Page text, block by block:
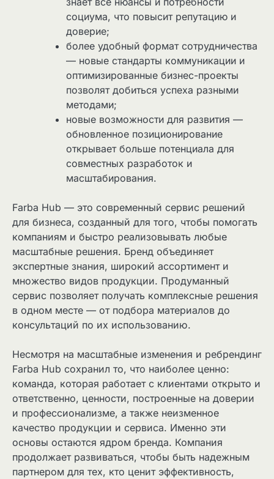
социума, что повысит репутацию и
доверие;
более удобный формат сотрудничества
— новые стандарты коммуникации и
оптимизированные бизнес-проекты
позволят добиться успеха разными
методами;
новые возможности для развития —
обновленное позиционирование
открывает больше потенциала для
совместных разработок и
масштабирования.
Farba Hub — это современный сервис решений
для бизнеса, созданный для того, чтобы помогать
компаниям и быстро реализовывать любые
масштабные решения. Бренд объединяет
экспертные знания, широкий ассортимент и
множество видов продукции. Продуманный
сервис позволяет получать комплексные решения
в одном месте — от подбора материалов до
консультаций по их использованию.
Несмотря на масштабные изменения и ребрендинг
Farba Hub сохранил то, что наиболее ценно:
команда, которая работает с клиентами открыто и
ответственно, ценности, построенные на доверии
и профессионализме, а также неизменное
качество продукции и сервиса. Именно эти
основы остаются ядром бренда. Компания
продолжает развиваться, чтобы быть надежным
партнером для тех, кто ценит эффективность,